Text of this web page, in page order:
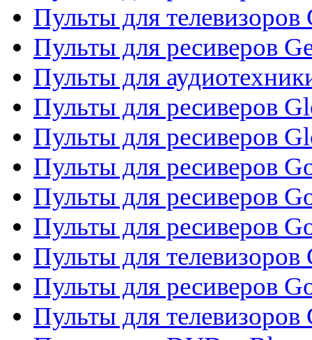
Пульты для телевизоров
Пульты для ресиверов
Пульты для
Пульты для ресиверов
Пульты для ресиверов
Пульты для ресиверов
Пульты для ресиверов
Пульты для ресиверов
Пульты для телевизоров
Пульты для ресиверов
Пульты для телевизоров